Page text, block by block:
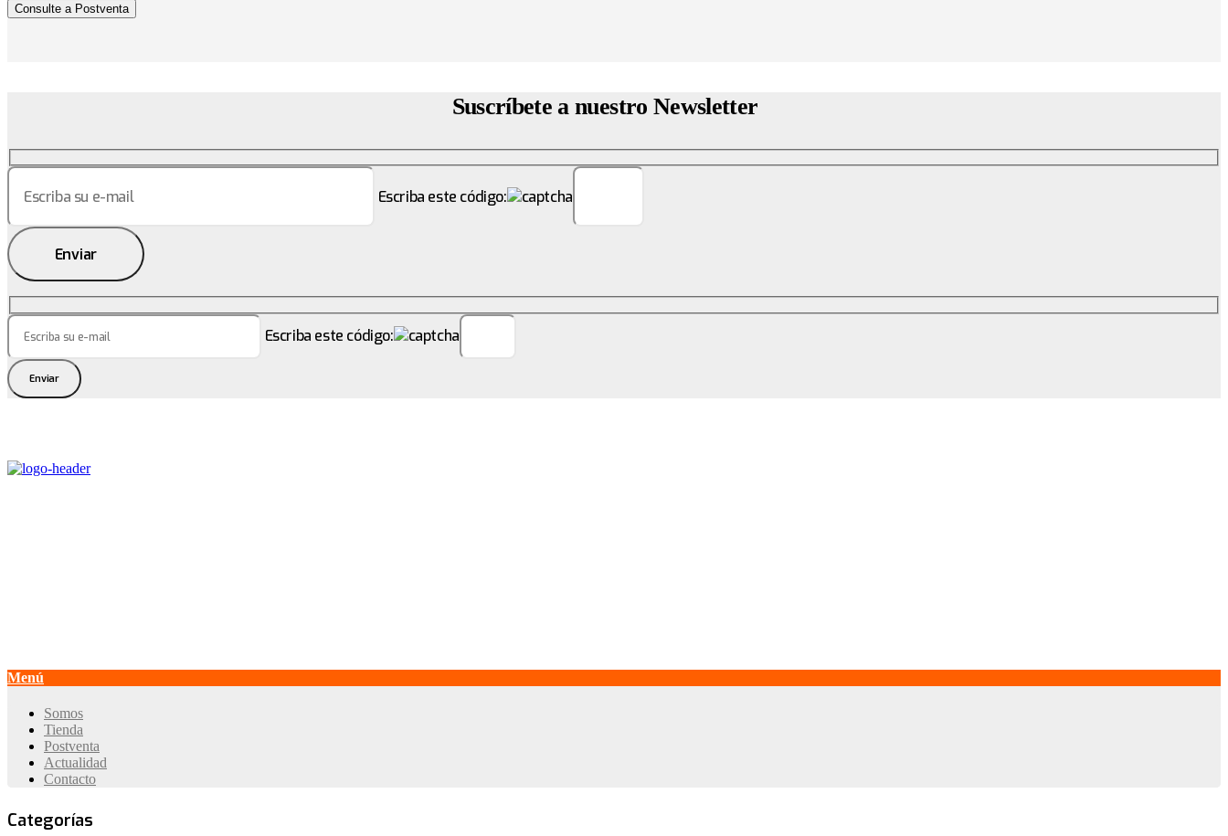
Consulte a Postventa
Suscríbete a nuestro Newsletter
Escriba este código:
Enviar
Escriba este código:
Enviar
Menú
Somos
Tienda
Postventa
Actualidad
Contacto
Categorías